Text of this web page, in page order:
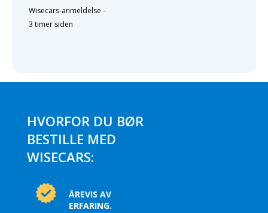
Wisecars-anmeldelse -
3 timer siden
HVORFOR DU BØR
BESTILLE MED
WISECARS:
ÅREVIS AV
ERFARING.